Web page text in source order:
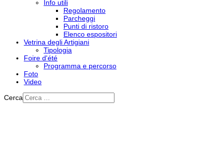
Info utili
Regolamento
Parcheggi
Punti di ristoro
Elenco espositori
Vetrina degli Artigiani
Tipologia
Foire d'été
Programma e percorso
Foto
Video
Cerca